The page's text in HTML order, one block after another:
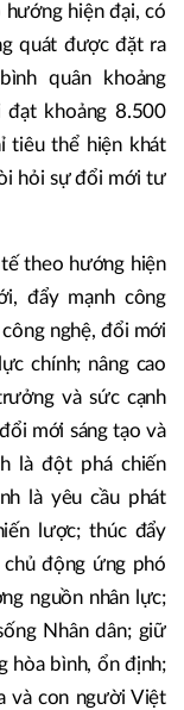
hiện đại, có
quát được đặt ra
quân khoảng
đạt khoảng 8.500
tiêu thể hiện khát
hỏi sự đổi mới tư
theo hướng hiện
đẩy mạnh công
nghệ, đổi mới
chính; nâng cao
và sức cạnh
mới sáng tạo và
là đột phá chiến
là yêu cầu phát
lược; thúc đẩy
động ứng phó
nguồn nhân lực;
Nhân dân; giữ
hòa bình, ổn định;
và con người Việt